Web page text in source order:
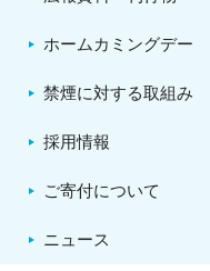
ホームカミングデー
禁煙に対する取組み
採用情報
ご寄付について
ニュース